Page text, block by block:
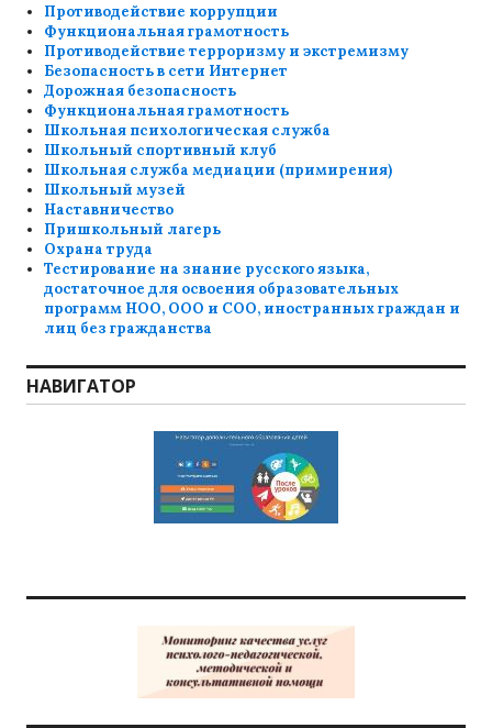
Противодействие коррупции
Функциональная грамотность
Противодействие терроризму и экстремизму
Безопасность в сети Интернет
Дорожная безопасность
Функциональная грамотность
Школьная психологическая служба
Школьный спортивный клуб
Школьная служба медиации (примирения)
Школьный музей
Наставничество
Пришкольный лагерь
Охрана труда
Тестирование на знание русского языка,
достаточное для освоения образовательных
программ НОО, ООО и СОО, иностранных граждан и
лиц без гражданства
НАВИГАТОР